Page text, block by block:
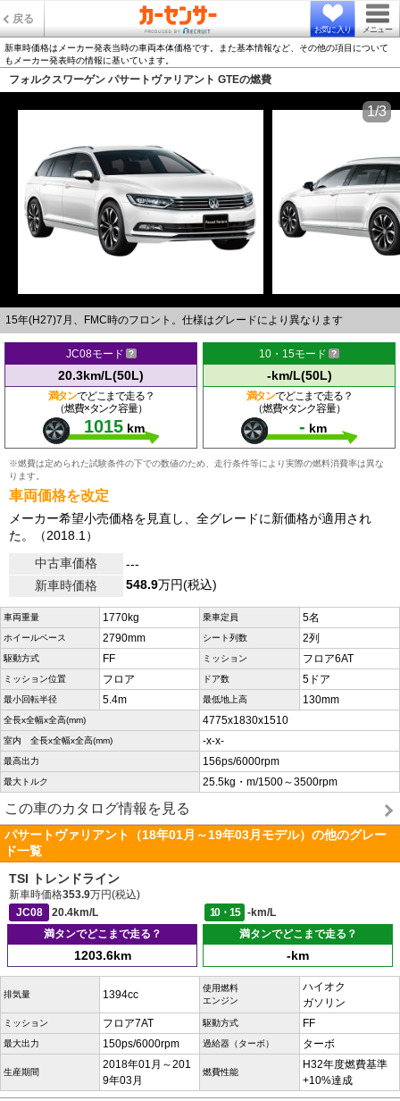
戻る
お気に入り メニュー
新車時価格はメーカー発表当時の車両本体価格です。また基本情報など、その他の項目について
もメーカー発表時の情報に基いています。
フォルクスワーゲン パサートヴァリアント GTEの燃費
15年(H27)7月、FMC時のフロント。仕様はグレードにより異なります
1/3
JC08モード
20.3km/L(50L)
満タンでどこまで走る？
（燃費×タンク容量）
1015 km
10・15モード
-km/L(50L)
満タンでどこまで走る？
（燃費×タンク容量）
- km
※燃費は定められた試験条件の下での数値のため、走行条件等により実際の燃料消費率は異な
ります。
車両価格を改定
メーカー希望小売価格を見直し、全グレードに新価格が適用され
た。（2018.1）
中古車価格
---
新車時価格
548.9万円(税込)
車両重量 1770kg 乗車定員 5名
ホイールベース 2790mm シート列数 2列
駆動方式 FF ミッション フロア6AT
ミッション位置 フロア ドア数 5ドア
最小回転半径 5.4m 最低地上高 130mm
全長x全幅x全高(mm) 4775x1830x1510
室内 全長x全幅x全高(mm) -x-x-
最高出力 156ps/6000rpm
最大トルク 25.5kg・m/1500～3500rpm
この車のカタログ情報を見る
パサートヴァリアント（18年01月～19年03月モデル）の他のグレー
ド一覧
TSI トレンドライン
新車時価格353.9万円(税込)
JC08
20.4km/L 10・15
-km/L
満タンでどこまで走る？
1203.6km
満タンでどこまで走る？
-km
排気量 1394cc
使用燃料
エンジン
ハイオク
ガソリン
ミッション フロア7AT 駆動方式 FF
最大出力 150ps/6000rpm 過給器（ターボ） ターボ
生産期間
2018年01月～201
9年03月
燃費性能
H32年度燃費基準
+10%達成